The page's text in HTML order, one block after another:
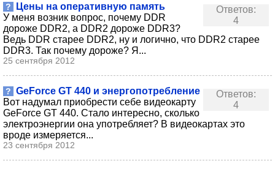
Ответов:
4
?
Цены на оперативную память
У меня возник вопрос, почему DDR
дороже DDR2, а DDR2 дороже DDR3?
Ведь DDR старее DDR2, ну и логично, что DDR2 старее
DDR3. Так почему дороже? Я...
25 сентября 2012
Ответов:
4
? GeForce GT 440 и энергопотребление
Вот надумал приобрести себе видеокарту
GeForce GT 440. Стало интересно, сколько
электроэнергии она употребляет? В видеокартах это
вроде измеряется...
23 сентября 2012